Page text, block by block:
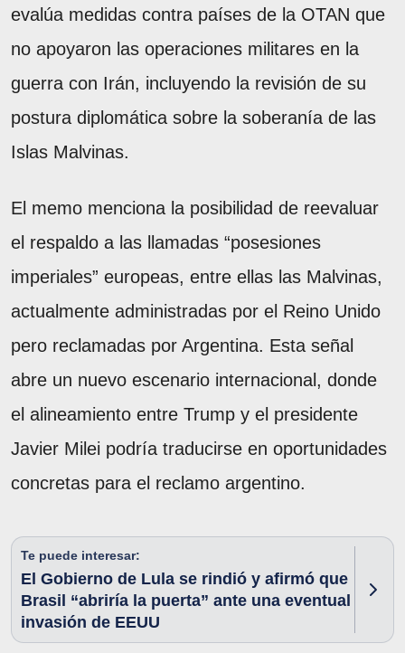
evalúa medidas contra países de la OTAN que
no apoyaron las operaciones militares en la
guerra con Irán, incluyendo la revisión de su
postura diplomática sobre la soberanía de las
Islas Malvinas.
El memo menciona la posibilidad de reevaluar
el respaldo a las llamadas “posesiones
imperiales” europeas, entre ellas las Malvinas,
actualmente administradas por el Reino Unido
pero reclamadas por Argentina. Esta señal
abre un nuevo escenario internacional, donde
el alineamiento entre Trump y el presidente
Javier Milei podría traducirse en oportunidades
concretas para el reclamo argentino.
Te puede interesar:
El Gobierno de Lula se rindió y afirmó que
Brasil “abriría la puerta” ante una eventual
invasión de EEUU